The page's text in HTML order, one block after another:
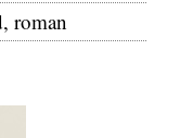
roman